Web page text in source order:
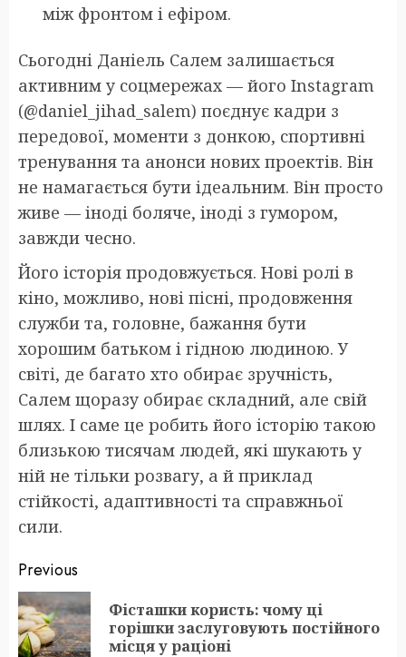
між фронтом і ефіром.
Сьогодні Даніель Салем залишається
активним у соцмережах — його Instagram
(@daniel_jihad_salem) поєднує кадри з
передової, моменти з донкою, спортивні
тренування та анонси нових проектів. Він
не намагається бути ідеальним. Він просто
живе — іноді боляче, іноді з гумором,
завжди чесно.
Його історія продовжується. Нові ролі в
кіно, можливо, нові пісні, продовження
служби та, головне, бажання бути
хорошим батьком і гідною людиною. У
світі, де багато хто обирає зручність,
Салем щоразу обирає складний, але свій
шлях. І саме це робить його історію такою
близькою тисячам людей, які шукають у
ній не тільки розвагу, а й приклад
стійкості, адаптивності та справжньої
сили.
Post
navigation
Previous
Фісташки користь: чому ці
горішки заслуговують постійного
місця у раціоні